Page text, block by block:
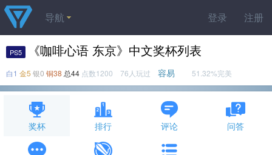
登录 注册
导航
PS5 《咖啡心语 东京》中文奖杯列表
白1 金5 银0 铜38 总44 点数1200 76人玩过 容易 51.32%完美
奖杯 排行 评论 问答